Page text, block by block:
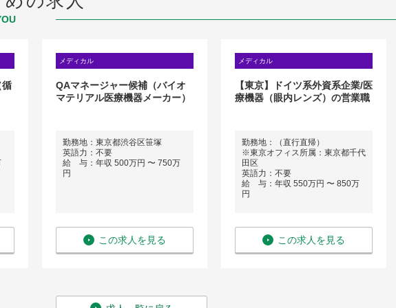
循
メディカル
QAマネージャー候補（バイオ
マテリアル医療機器メーカー）
勤務地：東京都渋谷区笹塚
英語力：不要
給 与：年収 500万円 〜 750万
円
この求人を見る
メディカル
【東京】ドイツ系外資系企業/医
療機器（眼内レンズ）の営業職
勤務地：（直行直帰）
※東京オフィス所属：東京都千代
田区
英語力：不要
給 与：年収 550万円 〜 850万
円
この求人を見る